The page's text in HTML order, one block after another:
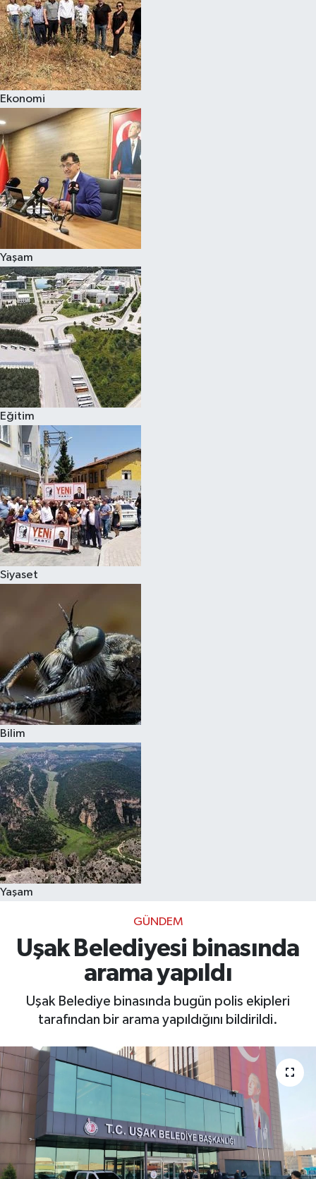
Ekonomi
Yaşam
Eğitim
Siyaset
Bilim
Yaşam
GÜNDEM
Uşak Belediyesi binasında
arama yapıldı
Uşak Belediye binasında bugün polis ekipleri
tarafından bir arama yapıldığını bildirildi.